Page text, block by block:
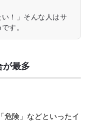
い！」そんな人はサ
す。
最多
危険」などといったイ